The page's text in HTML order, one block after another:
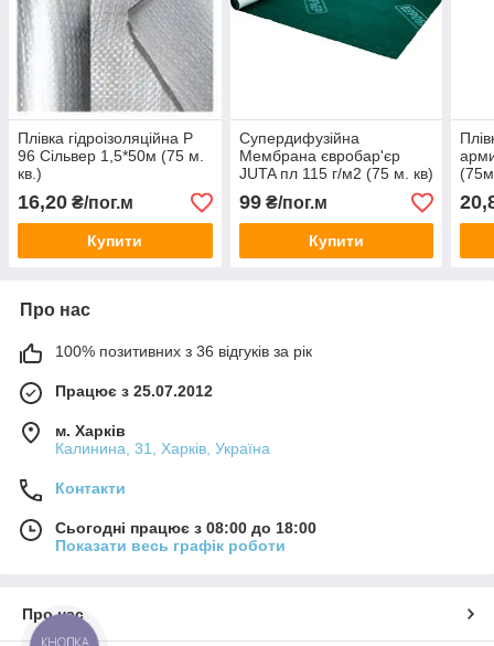
Плівка гідроізоляційна Р
96 Сільвер 1,5*50м (75 м.
кв.)
16,20 ₴/пог.м
Купити
Супердифузійна
Мембрана євробар'єр
JUTA пл 115 г/м2 (75 м. кв)
99₴/пог.м
Купити
Про нас
100% позитивних з 36 відгуків за рік
Працює з 25.07.2012
м. Харків
Калинина, 31, Харків, Україна
Контакти
Сьогодні працює з 08:00 до 18:00
Показати весь графік роботи
Про нас
КНОПКА